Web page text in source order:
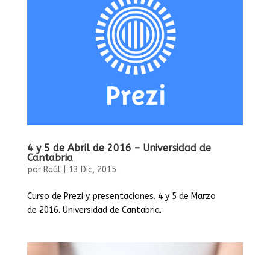
4 y 5 de Abril de 2016 – Universidad de
Cantabria
por Raúl| 13 Dic, 2015
Curso de Prezi y presentaciones. 4 y 5 de Marzo
de 2016. Universidad de Cantabria.